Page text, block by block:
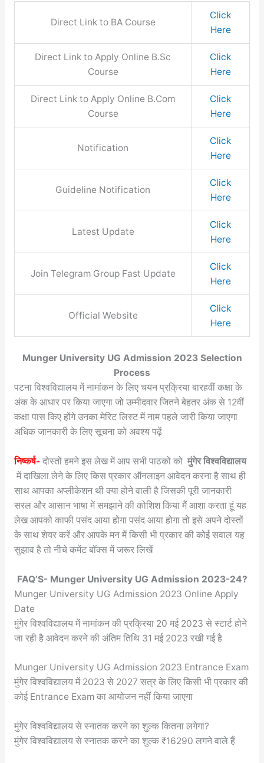
Direct Link to BA Course
Click
Here
Direct Link to Apply Online B.Sc
Course
Click
Here
Direct Link to Apply Online B.Com
Course
Click
Here
Notification
Click
Here
Guideline Notification
Click
Here
Latest Update
Click
Here
Join Telegram Group Fast Update
Click
Here
Official Website
Click
Here
Munger University UG Admission 2023 Selection
Process
पटना विश्वविद्यालय में नामांकन के लिए चयन प्रक्रिया बारहवीं कक्षा के
अंक के आधार पर किया जाएगा जो उम्मीदवार जितने बेहतर अंक से 12वीं
कक्षा पास किए होंगे उनका मेरिट लिस्ट में नाम पहले जारी किया जाएगा
अधिक जानकारी के लिए सूचना को अवश्य पढ़ें
निष्कर्ष- दोस्तों हमने इस लेख में आप सभी पाठकों को मुंगेर विश्वविद्यालय
में दाखिला लेने के लिए किस प्रकार ऑनलाइन आवेदन करना है साथ ही
साथ आपका अप्लीकेशन थी क्या होने वाली है जिसकी पूरी जानकारी
सरल और आसान भाषा में समझाने की कोशिश किया मैं आशा करता हूं यह
लेख आपको काफी पसंद आया होगा पसंद आया होगा तो इसे अपने दोस्तों
के साथ शेयर करें और आपके मन में किसी भी प्रकार की कोई सवाल यह
सुझाव है तो नीचे कमेंट बॉक्स में जरूर लिखें
FAQ’S- Munger University UG Admission 2023-24?
Munger University UG Admission 2023 Online Apply
Date
मुंगेर विश्वविद्यालय में नामांकन की प्रक्रिया 20 मई 2023 से स्टार्ट होने
जा रही है आवेदन करने की अंतिम तिथि 31 मई 2023 रखी गई है
Munger University UG Admission 2023 Entrance Exam
मुंगेर विश्वविद्यालय में 2023 से 2027 सत्र के लिए किसी भी प्रकार की
कोई Entrance Exam का आयोजन नहीं किया जाएगा
मुंगेर विश्वविद्यालय से स्नातक करने का शुल्क कितना लगेगा?
मुंगेर विश्वविद्यालय से स्नातक करने का शुल्क ₹16290 लगने वाले हैं